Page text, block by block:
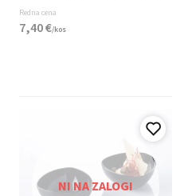
Redna cena
7,40€/kos
NI NA ZALOGI